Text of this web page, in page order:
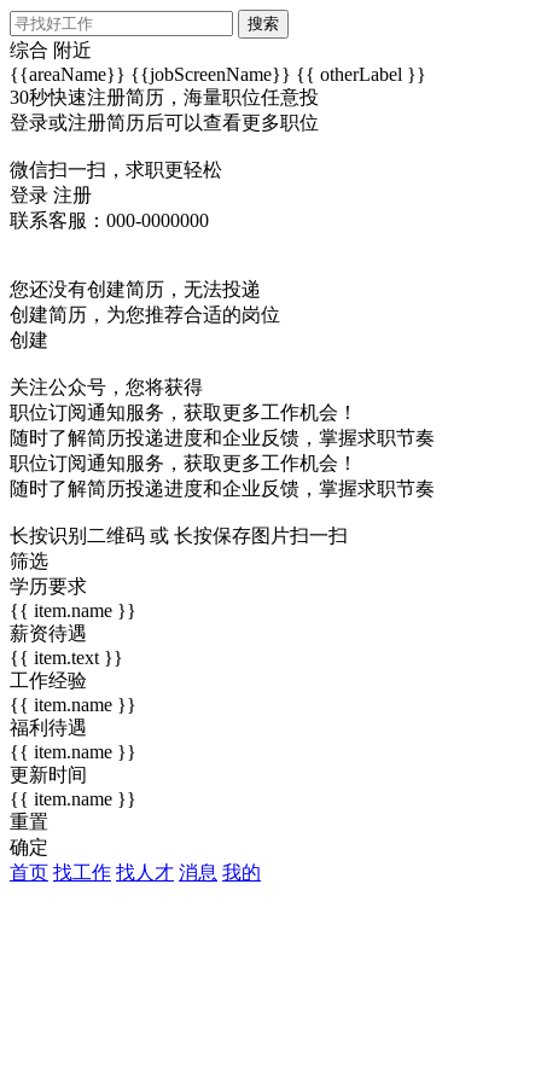
搜索
综合 附近
{{areaName}} {{jobScreenName}} {{ otherLabel }}
30秒快速注册简历，海量职位任意投
登录或注册简历后可以查看更多职位
微信扫一扫，求职更轻松
登录 注册
联系客服：000-0000000
您还没有创建简历，无法投递
创建简历，为您推荐合适的岗位
创建
关注公众号，您将获得
职位订阅通知服务，获取更多工作机会！
随时了解简历投递进度和企业反馈，掌握求职节奏
职位订阅通知服务，获取更多工作机会！
随时了解简历投递进度和企业反馈，掌握求职节奏
长按识别二维码 或 长按保存图片扫一扫
筛选
学历要求
{{ item.name }}
薪资待遇
{{ item.text }}
工作经验
{{ item.name }}
福利待遇
{{ item.name }}
更新时间
{{ item.name }}
重置
确定
首页 找工作 找人才 消息 我的